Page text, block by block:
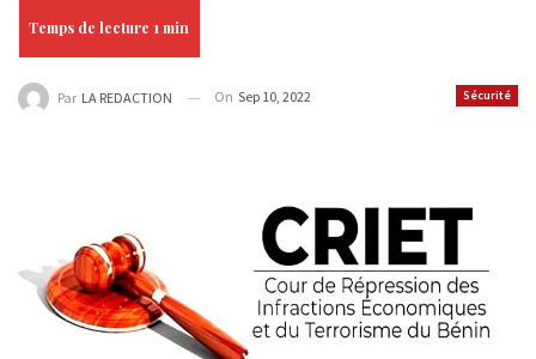
Sécurité
Par LA REDACTION On Sep 10, 2022